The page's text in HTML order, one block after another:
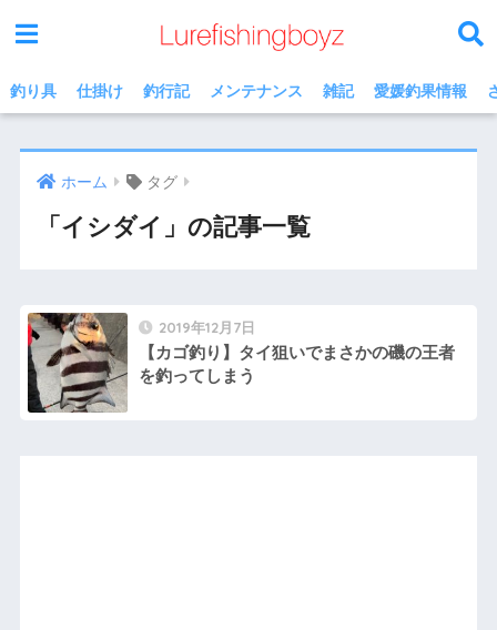
釣り具 仕掛け 釣行記 メンテナンス 雑記 愛媛釣果情報
ホーム タグ
「イシダイ」の記事一覧
2019年12月7日
【カゴ釣り】タイ狙いでまさかの磯の王者
を釣ってしまう